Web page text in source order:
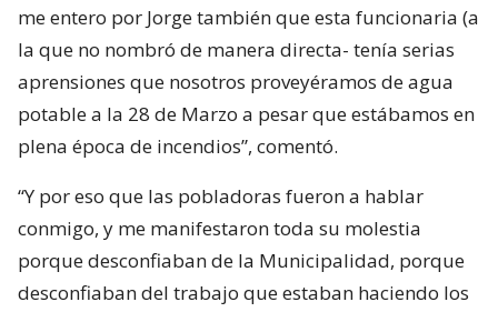
me entero por Jorge también que esta funcionaria (a
la que no nombró de manera directa- tenía serias
aprensiones que nosotros proveyéramos de agua
potable a la 28 de Marzo a pesar que estábamos en
plena época de incendios”, comentó.
“Y por eso que las pobladoras fueron a hablar
conmigo, y me manifestaron toda su molestia
porque desconfiaban de la Municipalidad, porque
desconfiaban del trabajo que estaban haciendo los